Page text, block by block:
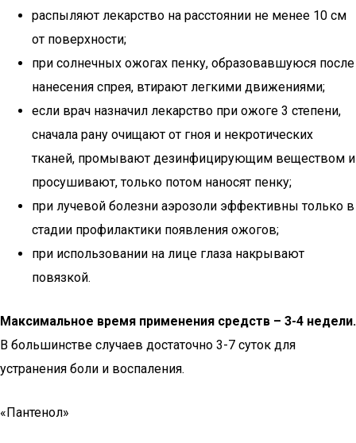
распыляют лекарство на расстоянии не менее 10 см
от поверхности;
при солнечных ожогах пенку, образовавшуюся после
нанесения спрея, втирают легкими движениями;
если врач назначил лекарство при ожоге 3 степени,
сначала рану очищают от гноя и некротических
тканей, промывают дезинфицирующим веществом и
просушивают, только потом наносят пенку;
при лучевой болезни аэрозоли эффективны только в
стадии профилактики появления ожогов;
при использовании на лице глаза накрывают
повязкой.
Максимальное время применения средств – 3-4 недели.
В большинстве случаев достаточно 3-7 суток для
устранения боли и воспаления.
«Пантенол»